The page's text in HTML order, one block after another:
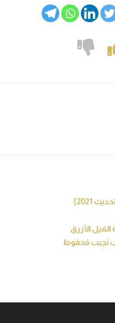
الأزرق
نَجِيب مَحفوظ